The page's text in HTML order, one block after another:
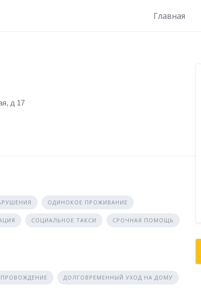
Главная
д 17
ОДИНОКОЕ ПРОЖИВАНИЕ
СОЦИАЛЬНОЕ ТАКСИ СРОЧНАЯ ПОМОЩЬ
ДОЛГОВРЕМЕННЫЙ УХОД НА ДОМУ